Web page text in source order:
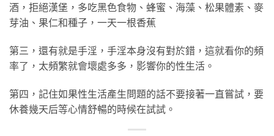
酒，拒絕漢堡，多吃黑色食物、蜂蜜、海藻、松果體素、麥
芽油、果仁和種子，一天一根香蕉
第三，還有就是手淫，手淫本身沒有對於錯，這就看你的頻
率了，太頻繁就會壞處多多，影響你的性生活。
第四，記住如果性生活產生問題的話不要接著一直嘗試，要
休養幾天后等心情舒暢的時候在試試。